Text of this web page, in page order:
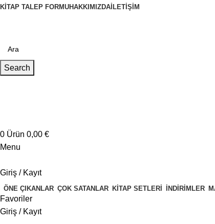
KITAP TALEP FORMUHAKKIMIZDA İLETIŞIM
Search
0 Ürün 0,00 €
Menu
Giriş / Kayıt
ÖNE ÇIKANLAR ÇOK SATANLAR KITAP SETLERI İNDIRIMLER
Favoriler
Giriş / Kayıt